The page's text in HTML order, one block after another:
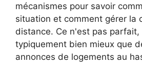
mécanismes pour savoir
situation et comment gérer la
distance. Ce n'est pas
typiquement bien mieux que
annonces de logements au